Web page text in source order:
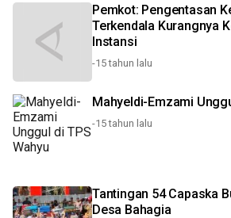
Pemkot: Pengentasan
Terkendala Kurangnya
Instansi
-15 tahun lalu
Mahyeldi-Emzami
-15 tahun lalu
Tantingan 54 Capaska
Desa Bahagia